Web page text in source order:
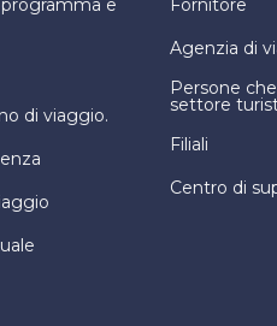
e
di viaggio.
Fornitore
Agenzia di
Persone
settore
Filiali
Centro di